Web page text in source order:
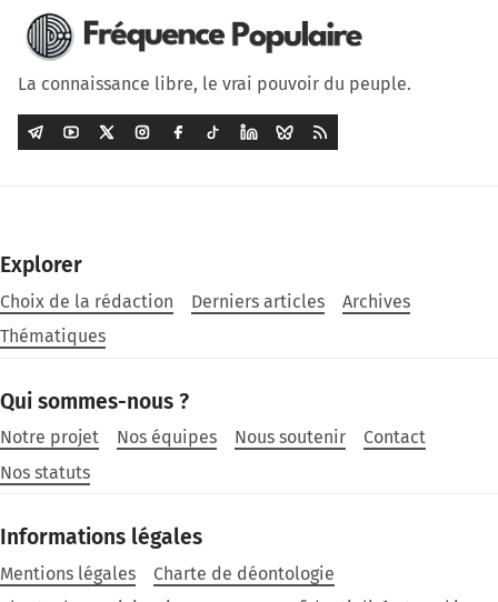
La connaissance libre, le vrai pouvoir du peuple.
Explorer
Choix de la rédaction Derniers articles
Archives
Thématiques
Qui sommes-nous ?
Notre projet Nos équipes Nous soutenir
Contact
Nos statuts
Informations légales
Mentions légales
Charte de déontologie